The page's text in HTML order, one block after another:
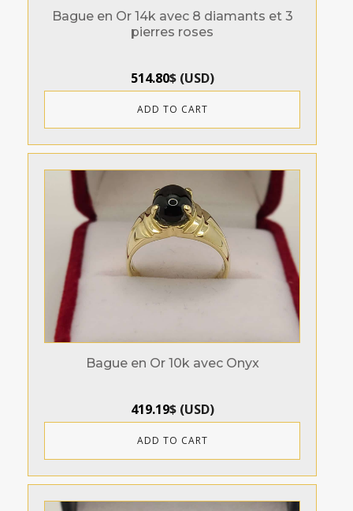
Bague en Or 14k avec 8 diamants et 3
pierres roses
514.80$(USD)
ADD TO CART
Bague en Or 10k avec Onyx
419.19$(USD)
ADD TO CART